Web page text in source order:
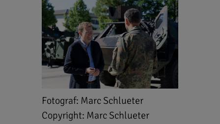
Fotograf: Marc Schlueter
Copyright: Marc Schlueter